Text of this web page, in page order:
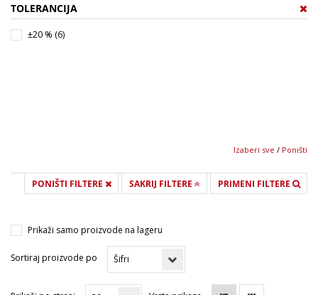
TOLERANCIJA
±20 % (6)
Izaberi sve / Poništi
PONIŠTI FILTERE SAKRIJ FILTERE PRIMENI FILTERE
Prikaži samo proizvode na lageru
Sortiraj proizvode po